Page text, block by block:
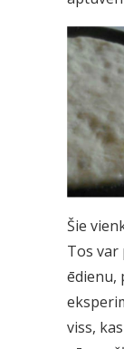
Šie
Tos
ēdienu,
viss,